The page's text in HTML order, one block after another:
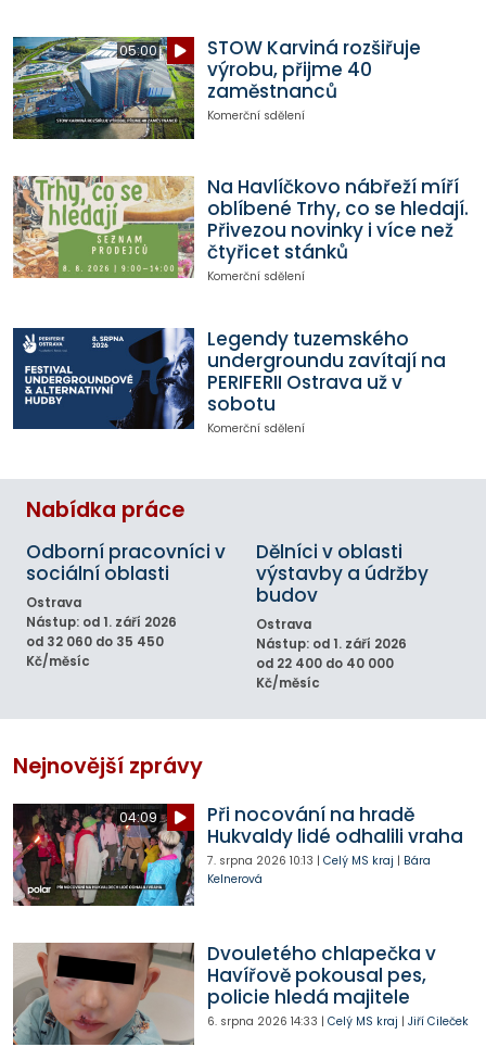
05:00
STOW Karviná rozšiřuje
výrobu, přijme 40
zaměstnanců
Komerční sdělení
Na Havlíčkovo nábřeží míří
oblíbené Trhy, co se hledají.
Přivezou novinky i více než
čtyřicet stánků
Komerční sdělení
Legendy tuzemského
undergroundu zavítají na
PERIFERII Ostrava už v
sobotu
Komerční sdělení
Nabídka práce
Odborní pracovníci v
sociální oblasti
Ostrava
Nástup: od 1. září 2026
od 32 060 do 35 450
Kč/měsíc
Dělníci v oblasti
výstavby a údržby
budov
Ostrava
Nástup: od 1. září 2026
od 22 400 do 40 000
Kč/měsíc
Nejnovější zprávy
04:09
Při nocování na hradě
Hukvaldy lidé odhalili vraha
7. srpna 2026 10:13 | Celý MS kraj | Bára
Kelnerová
Dvouletého chlapečka v
Havířově pokousal pes,
policie hledá majitele
6. srpna 2026 14:33 | Celý MS kraj | Jiří Cileček